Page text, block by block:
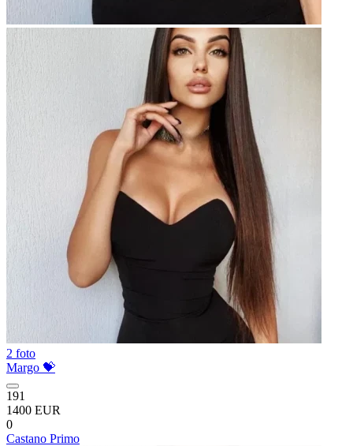
2 foto
Margo 💝
191
1400 EUR
0
Castano Primo